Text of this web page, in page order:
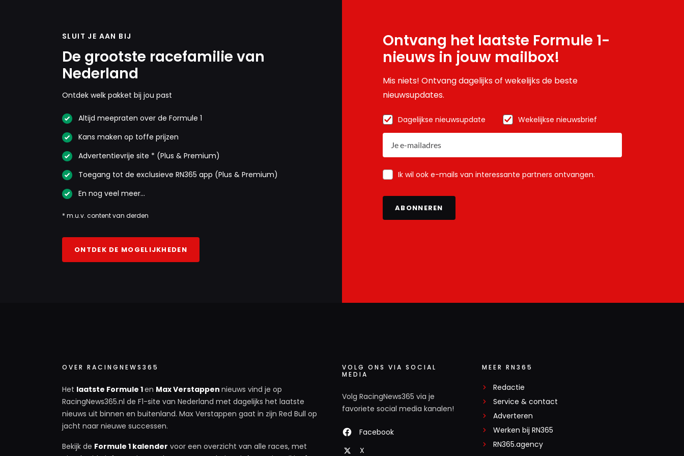
SLUIT JE AAN BIJ
De grootste racefamilie van
Nederland
Ontdek welk pakket bij jou past
Altijd meepraten over de Formule 1
Kans maken op toffe prijzen
Advertentievrije site * (Plus & Premium)
Toegang tot de exclusieve RN365 app (Plus & Premium)
En nog veel meer…
* m.u.v. content van derden
ONTDEK DE MOGELIJKHEDEN
Ontvang het laatste Formule 1-
nieuws in jouw mailbox!
Mis niets! Ontvang dagelijks of wekelijks de beste
nieuwsupdates.
Dagelijkse nieuwsupdate Wekelijkse nieuwsbrief
Ik wil ook e-mails van interessante partners ontvangen.
ABONNEREN
OVER RACINGNEWS365
Het laatste Formule 1en Max Verstappen nieuws vind je op
RacingNews365.nl de F1-site van Nederland met dagelijks het laatste
nieuws uit binnen en buitenland. Max Verstappen gaat in zijn Red Bull op
jacht naar nieuwe successen.
Bekijk de Formule 1 kalender voor een overzicht van alle races, met
VOLG ONS VIA SOCIAL
MEDIA
Volg RacingNews365 via je
favoriete social media kanalen!
Facebook
X
MEER RN365
Redactie
Service & contact
Adverteren
Werken bij RN365
RN365.agency